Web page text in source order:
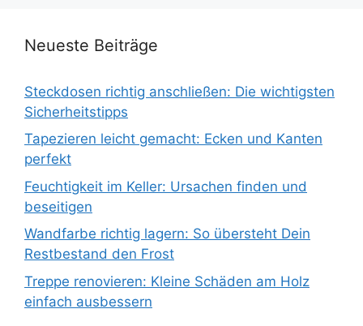
Neueste Beiträge
Steckdosen richtig anschließen: Die wichtigsten
Sicherheitstipps
Tapezieren leicht gemacht: Ecken und Kanten
perfekt
Feuchtigkeit im Keller: Ursachen finden und
beseitigen
Wandfarbe richtig lagern: So übersteht Dein
Restbestand den Frost
Treppe renovieren: Kleine Schäden am Holz
einfach ausbessern